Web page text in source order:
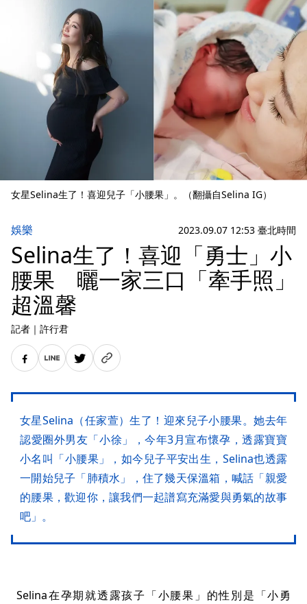
女星Selina生了！喜迎兒子「小腰果」。（翻攝自Selina IG）
娛樂 2023.09.07 12:53 臺北時間
Selina生了！喜迎「勇士」小
腰果 曬一家三口「牽手照」
超溫馨
記者 ｜ 許行君
女星Selina（任家萱）生了！迎來兒子小腰果。她去年
認愛圈外男友「小徐」，今年3月宣布懷孕，透露寶寶
小名叫「小腰果」，如今兒子平安出生，Selina也透露
一開始兒子「肺積水」，住了幾天保溫箱，喊話「親愛
的腰果，歡迎你，讓我們一起譜寫充滿愛與勇氣的故事
吧」。
Selina在孕期就透露孩子「小腰果」的性別是「小勇